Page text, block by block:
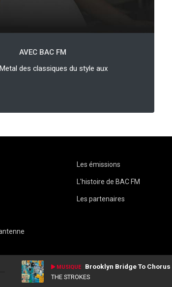
AVEC BAC FM
des classiques du style aux
Les émissions
L'histoire de BAC FM
Les partenaires
MUSIQUE Brooklyn Bridge To Chorus
THE STROKES